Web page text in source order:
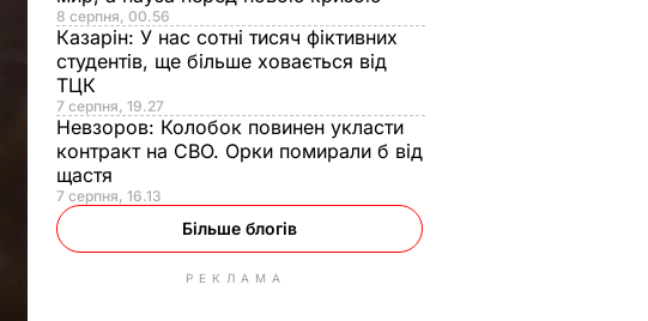
8 серпня, 00.56
Казарін: У нас сотні тисяч фіктивних
студентів, ще більше ховається від
ТЦК
7 серпня, 19.27
Невзоров: Колобок повинен укласти
контракт на СВО. Орки помирали б від
щастя
7 серпня, 16.13
Більше блогів
РЕКЛАМА